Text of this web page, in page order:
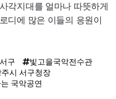
각지대를 얼마나 따뜻하게
디에 많은 이들의 응원이
구
빛고을국악전수관
시 서구청장
국악공연